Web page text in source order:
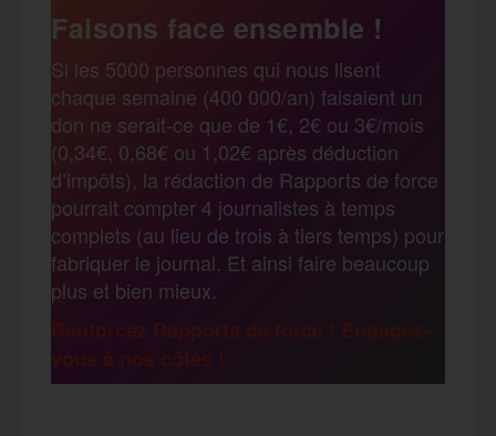
b
o
o
k
t
e
r
l
s
a
g
e
m
r
t
a
g
e
Faisons face ensemble !
Si les 5000 personnes qui nous lisent
chaque semaine (400 000/an) faisaient un
don ne serait-ce que de 1€, 2€ ou 3€/mois
(0,34€, 0,68€ ou 1,02€ après déduction
d’impôts), la rédaction de Rapports de force
pourrait compter 4 journalistes à temps
complets (au lieu de trois à tiers temps) pour
fabriquer le journal. Et ainsi faire beaucoup
plus et bien mieux.
Renforcez Rapports de force ! Engagez-
vous à nos côtés !